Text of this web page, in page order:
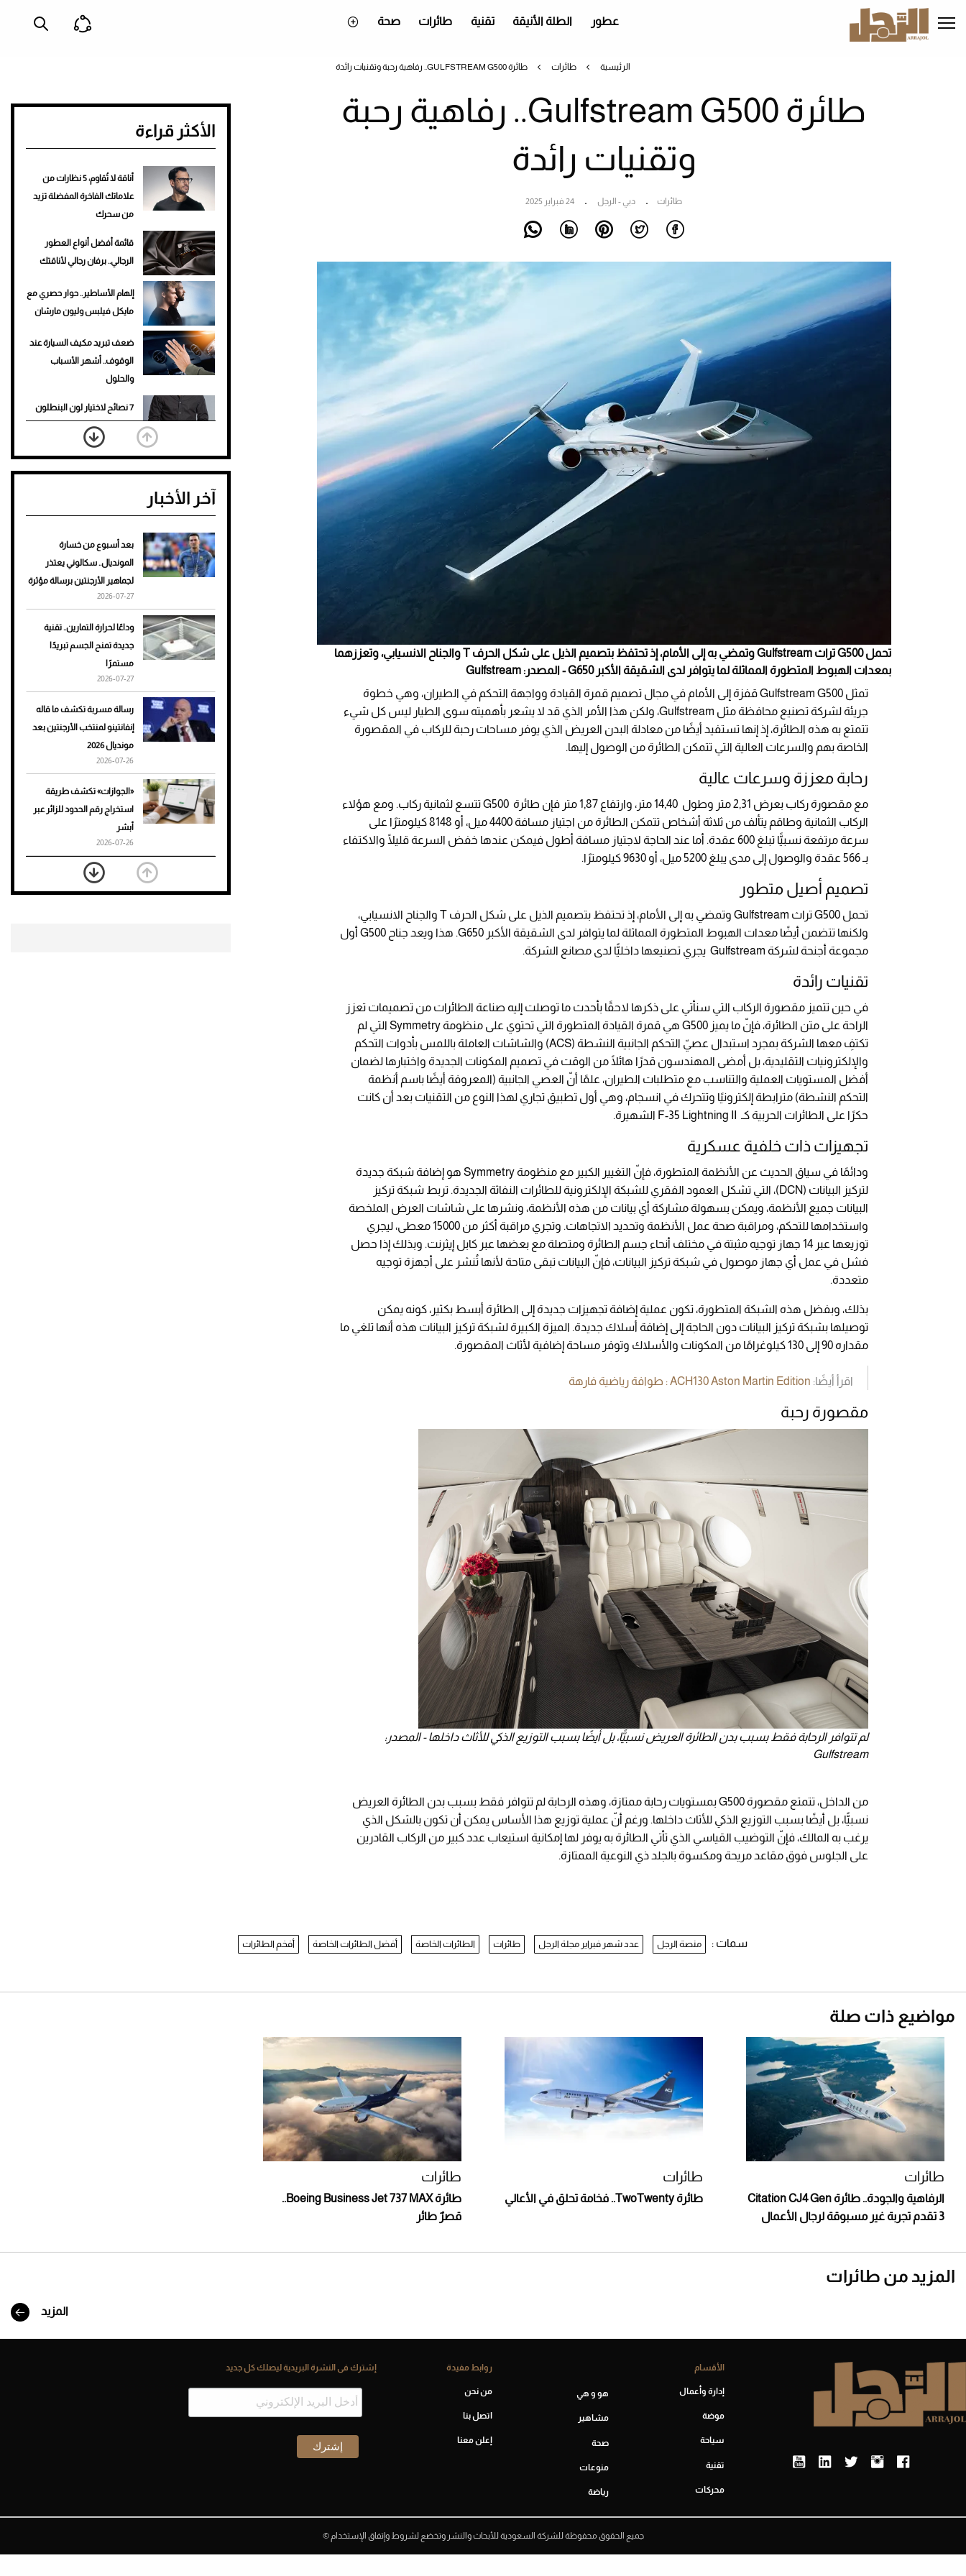
إلى
المحتوى
عطور الطلة الأنيقة تقنية طائرات صحة
الرئيسية طائرات طائرة GULFSTREAM G500.. رفاهية رحبة وتقنيات رائدة
طائرة Gulfstream G500.. رفاهية رحبة
وتقنيات رائدة
طائرات دبي - الرجل 24 فبراير 2025
تحمل G500 تراث Gulfstream وتمضي به إلى الأمام، إذ تحتفظ بتصميم الذيل على شكل الحرف T والجناح الانسيابي، وتعززهما
بمعدات الهبوط المتطورة المماثلة لما يتوافر لدى الشقيقة الأكبر G650 - المصدر: Gulfstream
تمثل Gulfstream G500 قفزة إلى الأمام في مجال تصميم قمرة القيادة وواجهة التحكم في الطيران، وهي خطوة
جريئة لشركة تصنيع محافظة مثل Gulfstream، ولكن هذا الأمر الذي قد لا يشعر بأهميته سوى الطيار ليس كل شيء
تتمتع به هذه الطائرة، إذ إنها تستفيد أيضًا من معادلة البدن العريض الذي يوفر مساحات رحبة للركاب في المقصورة
الخاصة بهم والسرعات العالية التي تتمكن الطائرة من الوصول إليها.
رحابة معززة وسرعات عالية
مع مقصورة ركاب بعرض 2,31 متر وطول 14,40 متر، وارتفاع 1,87 متر فإن طائرة G500 تتسع لثمانية ركاب. ومع هؤلاء
الركاب الثمانية وطاقم يتألف من ثلاثة أشخاص تتمكن الطائرة من اجتياز مسافة 4400 ميل، أو 8148 كيلومترًا على
سرعة مرتفعة نسبيًّا تبلغ 600 عقدة. أما عند الحاجة لاجتياز مسافة أطول فيمكن عندها خفض السرعة قليلًا والاكتفاء
بـ 566 عقدة والوصول إلى مدى يبلغ 5200 ميل، أو 9630 كيلومترًا.
تصميم أصيل متطور
تحمل G500 تراث Gulfstream وتمضي به إلى الأمام، إذ تحتفظ بتصميم الذيل على شكل الحرف T والجناح الانسيابي،
ولكنها تتضمن أيضًا معدات الهبوط المتطورة المماثلة لما يتوافر لدى الشقيقة الأكبر G650. هذا ويعد جناح G500 أول
مجموعة أجنحة لشركة Gulfstream يجري تصنيعها داخليًّا لدى مصانع الشركة.
تقنيات رائدة
في حين تتميز مقصورة الركاب التي سنأتي على ذكرها لاحقًا بأحدث ما توصلت إليه صناعة الطائرات من تصميمات تعزز
الراحة على متن الطائرة، فإنّ ما يميز G500 هي قمرة القيادة المتطورة التي تحتوي على منظومة Symmetry التي لم
تكتفِ معها الشركة بمجرد استبدال عصيّ التحكم الجانبية النشطة (ACS) والشاشات العاملة باللمس بأدوات التحكم
والإلكترونيات التقليدية، بل أمضى المهندسون قدرًا هائلًا من الوقت في تصميم المكونات الجديدة واختبارها لضمان
أفضل المستويات العملية والتناسب مع متطلبات الطيران، علمًا أنّ العصي الجانبية (المعروفة أيضًا باسم أنظمة
التحكم النشطة) مترابطة إلكترونيًا وتتحرك في انسجام، وهي أول تطبيق تجاري لهذا النوع من التقنيات بعد أن كانت
حكرًا على الطائرات الحربية كـ F-35 Lightning II الشهيرة.
تجهيزات ذات خلفية عسكرية
ودائمًا في سياق الحديث عن الأنظمة المتطورة، فإنّ التغيير الكبير مع منظومة Symmetry هو إضافة شبكة جديدة
لتركيز البيانات (DCN)، التي تشكل العمود الفقري للشبكة الإلكترونية للطائرات النفاثة الجديدة. تربط شبكة تركيز
البيانات جميع الأنظمة، ويمكن بسهولة مشاركة أي بيانات من هذه الأنظمة، ونشرها على شاشات العرض الملخصة
واستخدامها للتحكم، ومراقبة صحة عمل الأنظمة وتحديد الاتجاهات. وتجري مراقبة أكثر من 15000 معطى، ليجري
توزيعها عبر 14 جهاز توجيه مثبتة في مختلف أنحاء جسم الطائرة ومتصلة مع بعضها عبر كابل إيثرنت. وبذلك إذا حصل
فشل في عمل أي جهاز موصول في شبكة تركيز البيانات، فإنّ البيانات تبقى متاحة لأنها تُنشر على أجهزة توجيه
متعددة.
بذلك، وبفضل هذه الشبكة المتطورة، تكون عملية إضافة تجهيزات جديدة إلى الطائرة أبسط بكثير، كونه يمكن
توصيلها بشبكة تركيز البيانات دون الحاجة إلى إضافة أسلاك جديدة. الميزة الكبيرة لشبكة تركيز البيانات هذه أنها تلغي ما
مقداره 90 إلى 130 كيلوغرامًا من المكونات والأسلاك وتوفر مساحة إضافية لأثاث المقصورة.
اقرأ أيضًا: ACH130 Aston Martin Edition : طوافة رياضية فارهة
مقصورة رحبة
لم تتوافر الرحابة فقط بسبب بدن الطائرة العريض نسبيًّا، بل أيضًا بسبب التوزيع الذكي للأثاث داخلها - المصدر:
Gulfstream
من الداخل، تتمتع مقصورة G500 بمستويات رحابة ممتازة، وهذه الرحابة لم تتوافر فقط بسبب بدن الطائرة العريض
نسبيًّا، بل أيضًا بسبب التوزيع الذكي للأثاث داخلها. ورغم أنّ عملية توزيع هذا الأساس يمكن أن تكون بالشكل الذي
يرغب به المالك، فإنّ التوضيب القياسي الذي تأتي الطائرة به يوفر لها إمكانية استيعاب عدد كبير من الركاب القادرين
على الجلوس فوق مقاعد مريحة ومكسوة بالجلد ذي النوعية الممتازة.
الأكثر قراءة
أناقة لا تُقاوم: 5 نظارات من
علاماتك الفاخرة المفضلة تزيد
من سحرك
قائمة أفضل أنواع العطور
الرجالي.. برفان رجالي لأناقتك
إلهام الأساطير.. حوار حصري مع
مايكل فيلبس وليون مارشان
ضعف تبريد مكيف السيارة عند
الوقوف.. أشهر الأسباب
والحلول
7 نصائح لاختيار لون البنطلون
المناسب للقميص الأسود
نرى المستقبل من خلال
تصميماتنا.. كيف حجزت 1886
تمنحك فخامة استثنائية
هوى الأبطال
أفضل تدريج للشعر الطويل
لإطلالة جريئة وعصرية
للرجال
آخر الأخبار
بعد أسبوع من خسارة
المونديال.. سكالوني يعتذر
لجماهير الأرجنتين برسالة مؤثرة
2026-07-27
وداعًا لحرارة التمارين.. تقنية
جديدة تمنح الجسم تبريدًا
مستمرًا
2026-07-27
رسالة مسربة تكشف ما قاله
إنفانتينو لمنتخب الأرجنتين بعد
مونديال 2026
2026-07-26
«الجوازات» تكشف طريقة
استخراج رقم الحدود للزائر عبر
أبشر
2026-07-26
بعد 7 أشهر من تعرضه لحادث
مروع.. جوشوا يفوز على برينغا
سمات : منصة الرجل عدد شهر فبراير مجلة الرجل طائرات الطائرات الخاصة أفضل الطائرات الخاصة أفخم الطائرات
مواضيع ذات صلة
طائرات
الرفاهية والجودة.. طائرة Citation CJ4 Gen
3 تقدم تجربة غير مسبوقة لرجال الأعمال
طائرات
طائرة TwoTwenty.. فخامة تحلق في الأعالي
طائرات
طائرة Boeing Business Jet 737 MAX..
قصرٌ طائر
المزيد من طائرات
المزيد
الأقسام
إدارة وأعمال
موضة
سياحة
تقنية
محركات
هو و هي
مشاهير
صحة
منوعات
رياضة
روابط مفيدة
من نحن
اتصل بنا
إعلن معنا
إشترك فى النشرة البريدية ليصلك كل جديد
جميع الحقوق محفوظة للشركة السعودية للأبحاث والنشر وتخضع لشروط وإتفاق الإستخدام ©